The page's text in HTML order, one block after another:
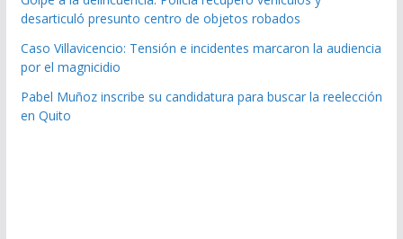
desarticuló presunto centro de objetos robados
Caso Villavicencio: Tensión e incidentes marcaron la audiencia
por el magnicidio
Pabel Muñoz inscribe su candidatura para buscar la reelección
en Quito